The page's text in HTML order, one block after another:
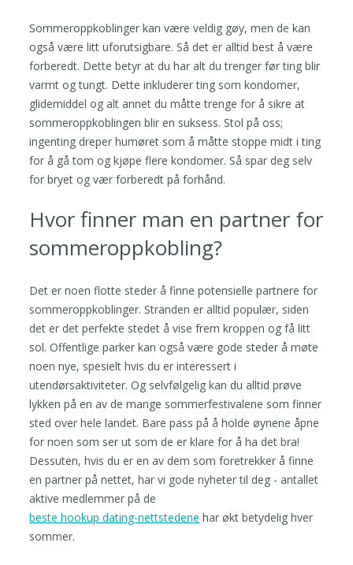
Sommeroppkoblinger kan være veldig gøy, men de kan
også være litt uforutsigbare. Så det er alltid best å være
forberedt. Dette betyr at du har alt du trenger før ting blir
varmt og tungt. Dette inkluderer ting som kondomer,
glidemiddel og alt annet du måtte trenge for å sikre at
sommeroppkoblingen blir en suksess. Stol på oss;
ingenting dreper humøret som å måtte stoppe midt i ting
for å gå tom og kjøpe flere kondomer. Så spar deg selv
for bryet og vær forberedt på forhånd.
Hvor finner man en partner for
sommeroppkobling?
Det er noen flotte steder å finne potensielle partnere for
sommeroppkoblinger. Stranden er alltid populær, siden
det er det perfekte stedet å vise frem kroppen og få litt
sol. Offentlige parker kan også være gode steder å møte
noen nye, spesielt hvis du er interessert i
utendørsaktiviteter. Og selvfølgelig kan du alltid prøve
lykken på en av de mange sommerfestivalene som finner
sted over hele landet. Bare pass på å holde øynene åpne
for noen som ser ut som de er klare for å ha det bra!
Dessuten, hvis du er en av dem som foretrekker å finne
en partner på nettet, har vi gode nyheter til deg - antallet
aktive medlemmer på de
beste hookup dating-nettstedene har økt betydelig hver
sommer.